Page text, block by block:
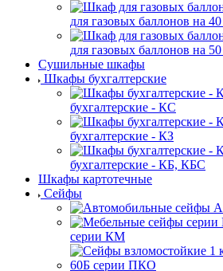
для газовых баллонов на
для газовых баллонов на
Сушильные шкафы
Шкафы бухгалтерские
бухгалтерские - КС
бухгалтерские - КЗ
бухгалтерские - КБ, КБС
Шкафы картотечные
Сейфы
серии КМ